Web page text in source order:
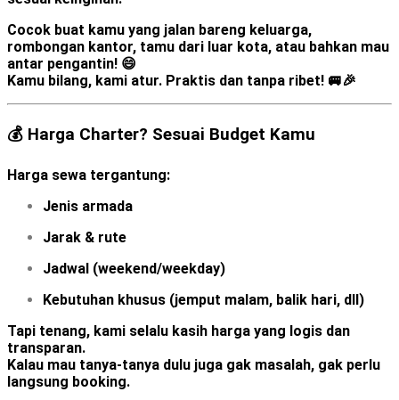
Cocok buat kamu yang jalan bareng keluarga,
rombongan kantor, tamu dari luar kota, atau bahkan mau
antar pengantin! 😄
Kamu bilang, kami atur. Praktis dan tanpa ribet! 🚐🎉
💰 Harga Charter? Sesuai Budget Kamu
Harga sewa tergantung:
Jenis armada
Jarak & rute
Jadwal (weekend/weekday)
Kebutuhan khusus (jemput malam, balik hari, dll)
Tapi tenang, kami selalu kasih harga yang logis dan
transparan.
Kalau mau tanya-tanya dulu juga gak masalah, gak perlu
langsung booking.